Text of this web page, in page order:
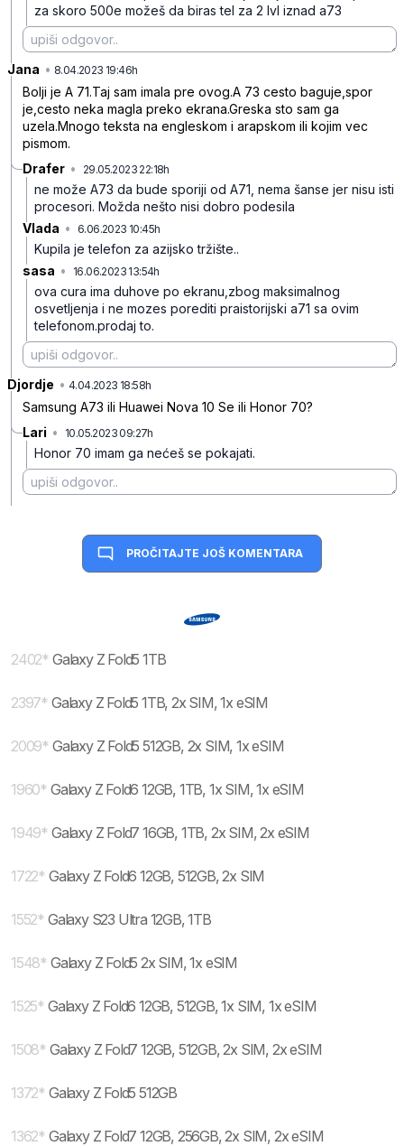
za skoro 500e možeš da biras tel za 2 lvl iznad a73
Jana • 8.04.2023 19:46h
Bolji je A 71.Taj sam imala pre ovog.A 73 cesto baguje,spor
je,cesto neka magla preko ekrana.Greska sto sam ga
uzela.Mnogo teksta na engleskom i arapskom ili kojim vec
pismom.
Drafer • 29.05.2023 22:18h
ne može A73 da bude sporiji od A71, nema šanse jer nisu isti
procesori. Možda nešto nisi dobro podesila
Vlada • 6.06.2023 10:45h
Kupila je telefon za azijsko tržište..
sasa • 16.06.2023 13:54h
ova cura ima duhove po ekranu,zbog maksimalnog
osvetljenja i ne mozes porediti praistorijski a71 sa ovim
telefonom.prodaj to.
Djordje • 4.04.2023 18:58h
Samsung A73 ili Huawei Nova 10 Se ili Honor 70?
Lari • 10.05.2023 09:27h
Honor 70 imam ga nećeš se pokajati.
PROČITAJTE JOŠ KOMENTARA
2402* Galaxy Z Fold5 1TB
2397* Galaxy Z Fold5 1TB, 2x SIM, 1x eSIM
2009* Galaxy Z Fold5 512GB, 2x SIM, 1x eSIM
1960* Galaxy Z Fold6 12GB, 1TB, 1x SIM, 1x eSIM
1949* Galaxy Z Fold7 16GB, 1TB, 2x SIM, 2x eSIM
1722* Galaxy Z Fold6 12GB, 512GB, 2x SIM
1552* Galaxy S23 Ultra 12GB, 1TB
1548* Galaxy Z Fold5 2x SIM, 1x eSIM
1525* Galaxy Z Fold6 12GB, 512GB, 1x SIM, 1x eSIM
1508* Galaxy Z Fold7 12GB, 512GB, 2x SIM, 2x eSIM
1372* Galaxy Z Fold5 512GB
1362* Galaxy Z Fold7 12GB, 256GB, 2x SIM, 2x eSIM